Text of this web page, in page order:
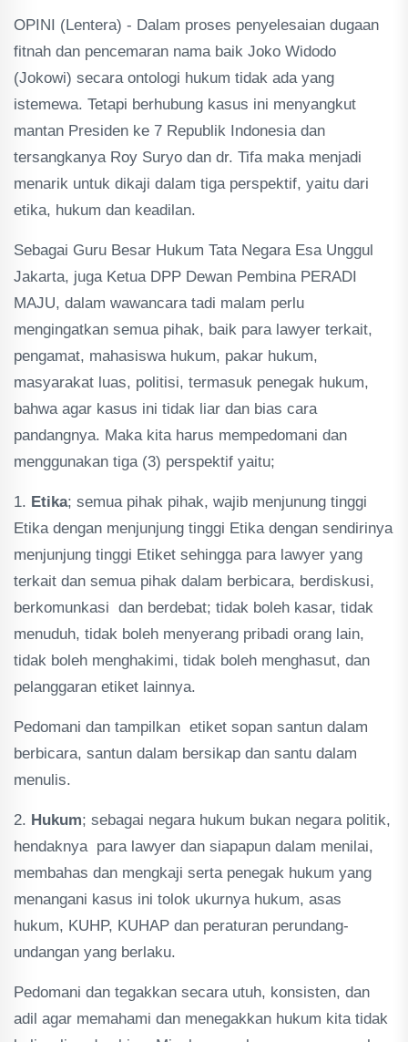
OPINI (Lentera) - Dalam proses penyelesaian dugaan
fitnah dan pencemaran nama baik Joko Widodo
(Jokowi) secara ontologi hukum tidak ada yang
istemewa. Tetapi berhubung kasus ini menyangkut
mantan Presiden ke 7 Republik Indonesia dan
tersangkanya Roy Suryo dan dr. Tifa maka menjadi
menarik untuk dikaji dalam tiga perspektif, yaitu dari
etika, hukum dan keadilan.
Sebagai Guru Besar Hukum Tata Negara Esa Unggul
Jakarta, juga Ketua DPP Dewan Pembina PERADI
MAJU, dalam wawancara tadi malam perlu
mengingatkan semua pihak, baik para lawyer terkait,
pengamat, mahasiswa hukum, pakar hukum,
masyarakat luas, politisi, termasuk penegak hukum,
bahwa agar kasus ini tidak liar dan bias cara
pandangnya. Maka kita harus mempedomani dan
menggunakan tiga (3) perspektif yaitu;
1. Etika; semua pihak pihak, wajib menjunung tinggi
Etika dengan menjunjung tinggi Etika dengan sendirinya
menjunjung tinggi Etiket sehingga para lawyer yang
terkait dan semua pihak dalam berbicara, berdiskusi,
berkomunkasi dan berdebat; tidak boleh kasar, tidak
menuduh, tidak boleh menyerang pribadi orang lain,
tidak boleh menghakimi, tidak boleh menghasut, dan
pelanggaran etiket lainnya.
Pedomani dan tampilkan etiket sopan santun dalam
berbicara, santun dalam bersikap dan santu dalam
menulis.
2. Hukum; sebagai negara hukum bukan negara politik,
hendaknya para lawyer dan siapapun dalam menilai,
membahas dan mengkaji serta penegak hukum yang
menangani kasus ini tolok ukurnya hukum, asas
hukum, KUHP, KUHAP dan peraturan perundang-
undangan yang berlaku.
Pedomani dan tegakkan secara utuh, konsisten, dan
adil agar memahami dan menegakkan hukum kita tidak